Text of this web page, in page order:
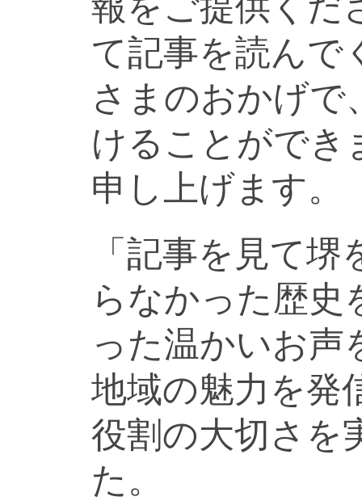
て記事を読んで
さまのおかげで
けることができ
申し上げます。
「記事を見て
らなかった歴史
った温かいお声
地域の魅力を発
役割の大切さを
た。